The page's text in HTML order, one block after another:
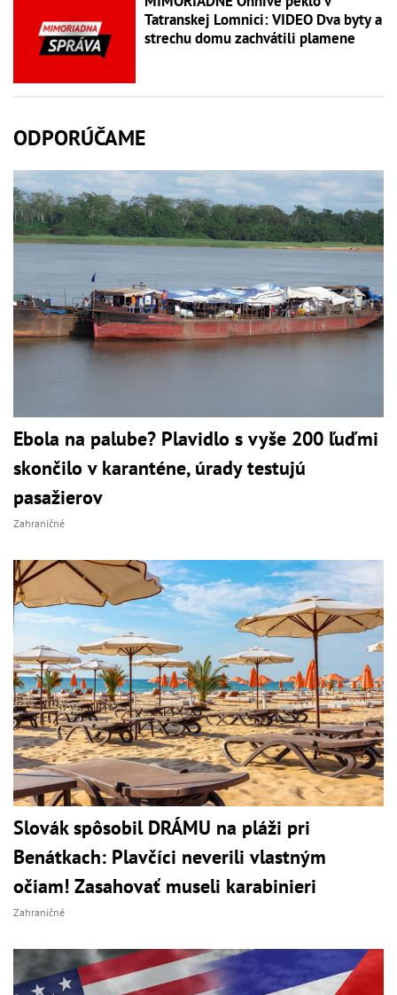
Tatranskej Lomnici: VIDEO Dva byty a
strechu domu zachvátili plamene
ODPORÚČAME
Ebola na palube? Plavidlo s vyše 200 ľuďmi
skončilo v karanténe, úrady testujú
pasažierov
Zahraničné
Slovák spôsobil DRÁMU na pláži pri
Benátkach: Plavčíci neverili vlastným
očiam! Zasahovať museli karabinieri
Zahraničné